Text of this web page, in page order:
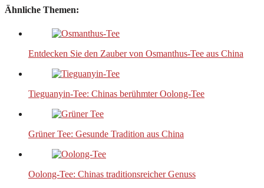
Ähnliche Themen:
Entdecken Sie den Zauber von Osmanthus-Tee aus China
Tieguanyin-Tee: Chinas berühmter Oolong-Tee
Grüner Tee: Gesunde Tradition aus China
Oolong-Tee: Chinas traditionsreicher Genuss